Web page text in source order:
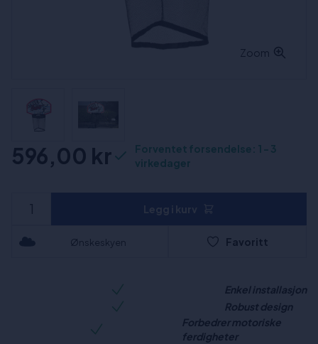
Zoom
596,00 kr
Forventet forsendelse: 1 - 3
virkedager
Ønskeskyen Favoritt
Enkel installasjon
Robust design
Forbedrer motoriske
ferdigheter